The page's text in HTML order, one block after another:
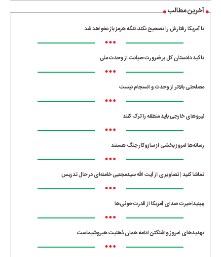
آخرین مطالب
تا آمریکا رفتارش را تصحیح نکند، تنگه هرمز باز نخواهد شد
•••
تاکید دادستان کل بر ضرورت صیانت از وحدت ملی
•••
مصلحتی بالاتر از وحدت و انسجام نیست
•••
نیروهای خارجی باید منطقه را ترک کنند
•••
رسانه‌ها امروز بخشی از سازوکار جنگ هستند
•••
تماشا کنید | تصاویری از آیت الله سیدمجتبی خامنه‌ای در حال تدریس
•••
ببینید|حیرت صدای آمریکا از قدرت حوثی‌ها
•••
تهدیدهای امروز واشنگتن ادامه همان ذهنیت هیروشیماست
•••